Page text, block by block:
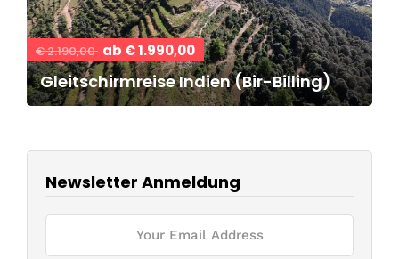
€ 2.190,00 ab € 1.990,00
Gleitschirmreise Indien (Bir-Billing)
Newsletter Anmeldung